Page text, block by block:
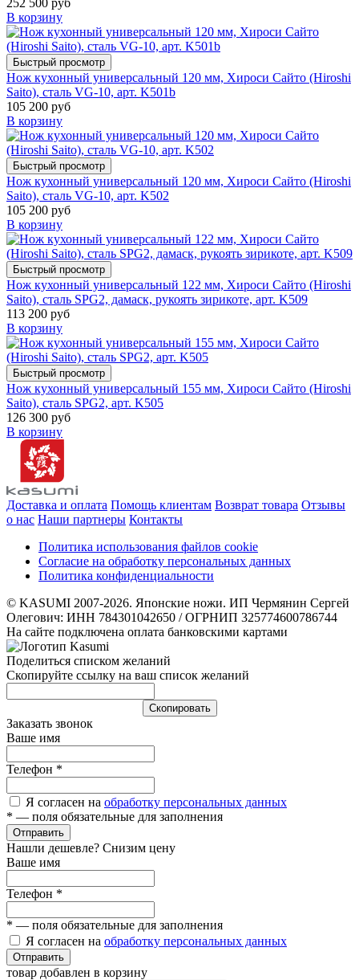
252 500 руб
В корзину
Быстрый просмотр
Нож кухонный универсальный 120 мм, Хироси Сайто (Hiroshi
Saito), сталь VG-10, арт. K501b
105 200 руб
В корзину
Быстрый просмотр
Нож кухонный универсальный 120 мм, Хироси Сайто (Hiroshi
Saito), сталь VG-10, арт. K502
105 200 руб
В корзину
Быстрый просмотр
Нож кухонный универсальный 122 мм, Хироси Сайто (Hiroshi
Saito), сталь SPG2, дамаск, рукоять зирикоте, арт. K509
113 200 руб
В корзину
Быстрый просмотр
Нож кухонный универсальный 155 мм, Хироси Сайто (Hiroshi
Saito), сталь SPG2, арт. K505
126 300 руб
В корзину
Доставка и оплата Помощь клиентам Возврат товара Отзывы
о нас Наши партнеры Контакты
Политика использования файлов cookie
Согласие на обработку персональных данных
Политика конфиденциальности
© KASUMI 2007-2026. Японские ножи. ИП Чермянин Сергей
Олегович: ИНН 784301042650 / ОГРНИП 325774600786744
На сайте подключена оплата банковскими картами
Поделиться списком желаний
Скопируйте ссылку на ваш список желаний
Cкопировать
Заказать звонок
Ваше имя
Телефон *
Я согласен на обработку персональных данных
* — поля обязательные для заполнения
Отправить
Нашли дешевле? Снизим цену
Ваше имя
Телефон *
* — поля обязательные для заполнения
Я согласен на обработку персональных данных
Отправить
товар добавлен в корзину